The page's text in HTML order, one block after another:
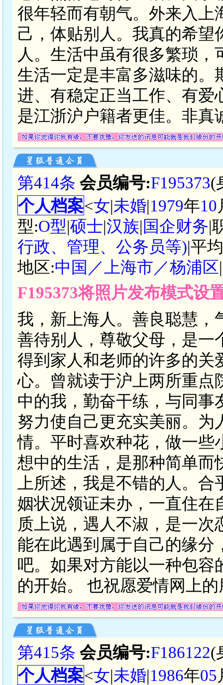
很年轻而有朝气。外来入上
己，体贴别人。我真的希望
人。生活中虽有很多繁琐
生活一定是丰富多滋味的。
进、有稳定正当工作、有爱
是江浙沪户籍者更佳。非真
第414条 会员编号:F195373(
个人档案<女|未婚|1979年10
型:O型|硕士|汉族| 国企财务|
行政、管理、公务员等)|平
地区:中国／上海市／杨浦区
F195373将照片发布模式设
我，新上海人。善良聪慧，
善待别人，尊敬父母，是一
得到家人和老师的许多的关
心。曾就读于沪上两所重点
中的我，勤奋干练，与同事
努力使自己更充实美丽。为
情。平时喜欢种花，做一些
想中的生活，是那种简单而
上所述，我是不错的人。
姻状况领证未办，一直住在
质上说，遇人不淑，是一
能在此遇到属于自己的缘分
吧。如果对方能以一种包容
的开始。 也祝愿爱情网上
第415条 会员编号:F186122(
个人档案<女|未婚|1986年05